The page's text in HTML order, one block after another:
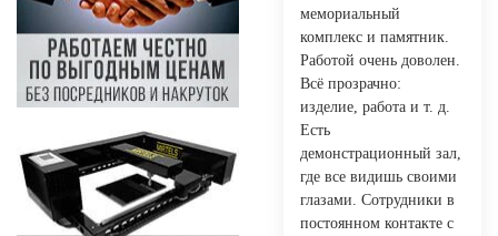
мемориальный
комплекс и памятник.
Работой очень доволен.
Всё прозрачно:
изделие, работа и т. д.
Есть
демонстрационный зал,
где все видишь своими
глазами. Сотрудники в
постоянном контакте с